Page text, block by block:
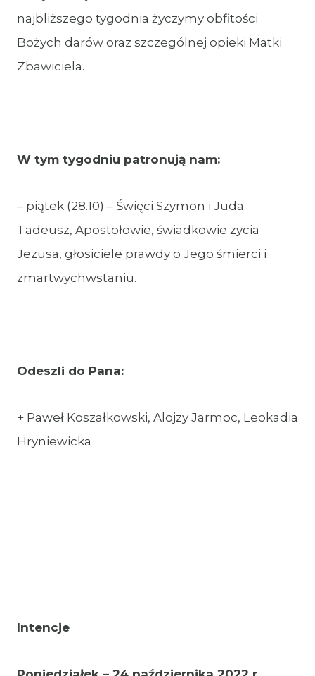
najbliższego tygodnia życzymy obfitości
Bożych darów oraz szczególnej opieki Matki
Zbawiciela.
W tym tygodniu patronują nam:
– piątek (28.10) – Święci Szymon i Juda
Tadeusz, Apostołowie, świadkowie życia
Jezusa, głosiciele prawdy o Jego śmierci i
zmartwychwstaniu.
Odeszli do Pana:
+ Paweł Koszałkowski, Alojzy Jarmoc, Leokadia
Hryniewicka
Intencje